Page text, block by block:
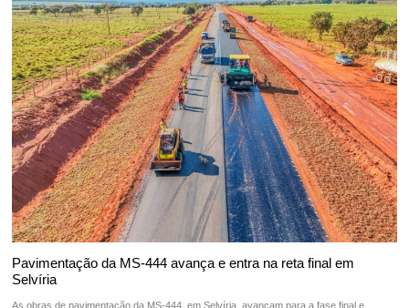
Pavimentação da MS-444 avança e entra na reta final em
Selvíria
As obras de pavimentação da MS-444, em Selvíria, avançam para a fase final e